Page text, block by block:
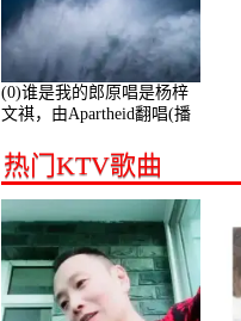
(0)谁是我的郎原唱是杨梓
文祺，由Apartheid翻唱(播
热门KTV歌曲